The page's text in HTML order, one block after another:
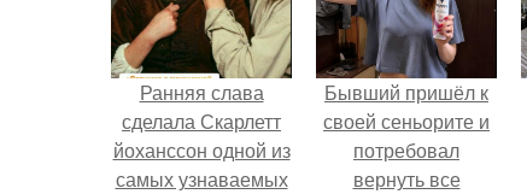
Ранняя слава
сделала Скарлетт
йоханссон одной из
самых узнаваемых
Бывший пришёл к
своей сеньорите и
потребовал
вернуть все